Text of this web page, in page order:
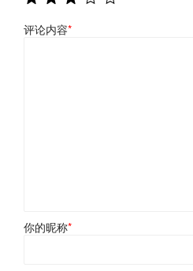
评论内容*
你的昵称*